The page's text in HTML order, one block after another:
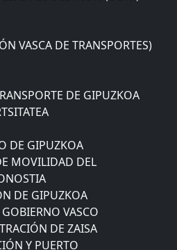
VASCA DE TRANSPORTES)
DE GIPUZKOA
DE GIPUZKOA
MOVILIDAD DEL
DE GIPUZKOA
VASCO
DE ZAISA
Y PUERTO